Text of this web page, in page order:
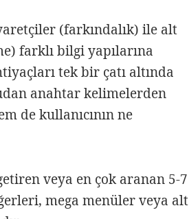
(farkındalık) ile alt
farklı bilgi yapılarına
tek bir çatı altında
anahtar kelimelerden
de kullanıcının ne
veya en çok aranan 5-7
mega menüler veya alt